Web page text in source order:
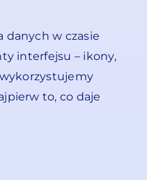
danych w czasie
interfejsu – ikony,
to, co daje